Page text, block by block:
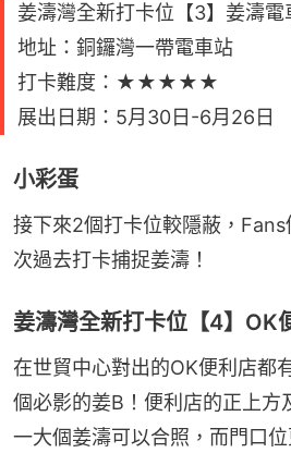
姜濤灣全新打卡位【3】姜濤電
地址：銅鑼灣一帶電車站
打卡難度：★★★★★
展出日期：5月30日-6月26日
小彩蛋
接下來2個打卡位較隱蔽，
次過去打卡捕捉姜濤！
姜濤灣全新打卡位【4】OK
在世貿中心對出的OK便利店都
個必影的姜B！便利店的正上方
一大個姜濤可以合照，而門口